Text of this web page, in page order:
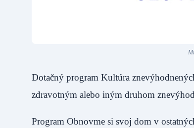
Dotačný program Kultúra
zdravotným alebo iným druhom
Program Obnovme si svoj dom v